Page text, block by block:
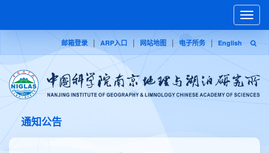
邮箱登录 | ARP入口 | 网站地图 | 电子所务 | English
Toggle
通知公告